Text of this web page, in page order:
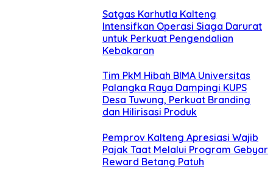
Satgas Karhutla Kalteng
Intensifkan Operasi Siaga Darurat
untuk Perkuat Pengendalian
Kebakaran
Tim PkM Hibah BIMA Universitas
Palangka Raya Dampingi KUPS
Desa Tuwung, Perkuat Branding
dan Hilirisasi Produk
Pemprov Kalteng Apresiasi Wajib
Pajak Taat Melalui Program Gebyar
Reward Betang Patuh